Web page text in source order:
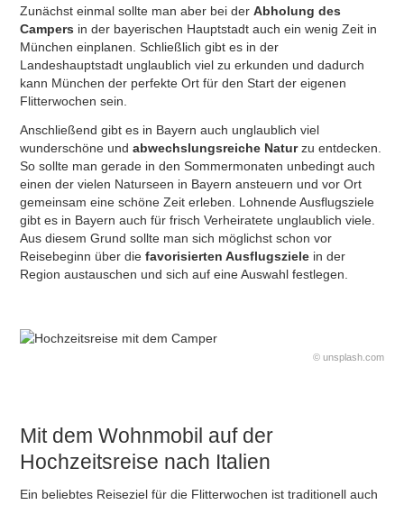
Zunächst einmal sollte man aber bei derAbholung des
Campers in der bayerischen Hauptstadt auch ein wenig Zeit in
München einplanen. Schließlich gibt es in der
Landeshauptstadt unglaublich viel zu erkunden und dadurch
kann München der perfekte Ort für den Start der eigenen
Flitterwochen sein.
Anschließend gibt es in Bayern auch unglaublich viel
wunderschöne undabwechslungsreiche Naturzu entdecken.
So sollte man gerade in den Sommermonaten unbedingt auch
einen der vielen Naturseen in Bayern ansteuern und vor Ort
gemeinsam eine schöne Zeit erleben. Lohnende Ausflugsziele
gibt es in Bayern auch für frisch Verheiratete unglaublich viele.
Aus diesem Grund sollte man sich möglichst schon vor
Reisebeginn über diefavorisierten Ausflugsziele in der
Region austauschen und sich auf eine Auswahl festlegen.
© unsplash.com
Mit dem Wohnmobil auf der
Hochzeitsreise nach Italien
Ein beliebtes Reiseziel für die Flitterwochen ist traditionell auch